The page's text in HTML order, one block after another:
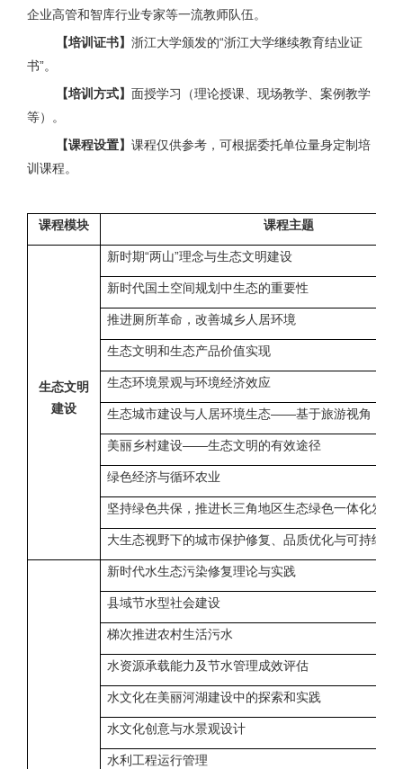
企业高管和智库行业专家等一流教师队伍。
【培训证书】 浙江大学颁发的“浙江大学继续教育结业证
书”。
【培训方式】 面授学习（理论授课、现场教学、案例教学
等）。
【课程设置】 课程仅供参考，可根据委托单位量身定制培
训课程。
课程模块 课程主题
生态文明
建设
新时期“两山”理念与生态文明建设
新时代国土空间规划中生态的重要性
推进厕所革命，改善城乡人居环境
生态文明和生态产品价值实现
生态环境景观与环境经济效应
生态城市建设与人居环境生态——基于旅游视角
美丽乡村建设——生态文明的有效途径
绿色经济与循环农业
坚持绿色共保，推进长三角地区生态绿色一体化发展
大生态视野下的城市保护修复、品质优化与可持续发
新时代水生态污染修复理论与实践
县域节水型社会建设
梯次推进农村生活污水
水资源承载能力及节水管理成效评估
水文化在美丽河湖建设中的探索和实践
水文化创意与水景观设计
水利工程运行管理